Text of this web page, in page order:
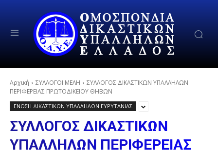
Αρχική ΣΥΛΛΟΓΟΙ ΜΕΛΗ
ΣΥΛΛΟΓΟΣ ΔΙΚΑΣΤΙΚΩΝ ΥΠΑΛΛΗΛΩΝ
ΠΕΡΙΦΕΡΕΙΑΣ ΠΡΩΤΟΔΙΚΕΙΟΥ ΘΗΒΩΝ
ΕΝΩΣΗ ΔΙΚΑΣΤΙΚΩΝ ΥΠΑΛΛΗΛΩΝ ΕΥΡΥΤΑΝΙΑΣ
ΣΥΛΛΟΓΟΣ ΔΙΚΑΣΤΙΚΩΝ
ΥΠΑΛΛΗΛΩΝ ΠΕΡΙΦΕΡΕΙΑΣ